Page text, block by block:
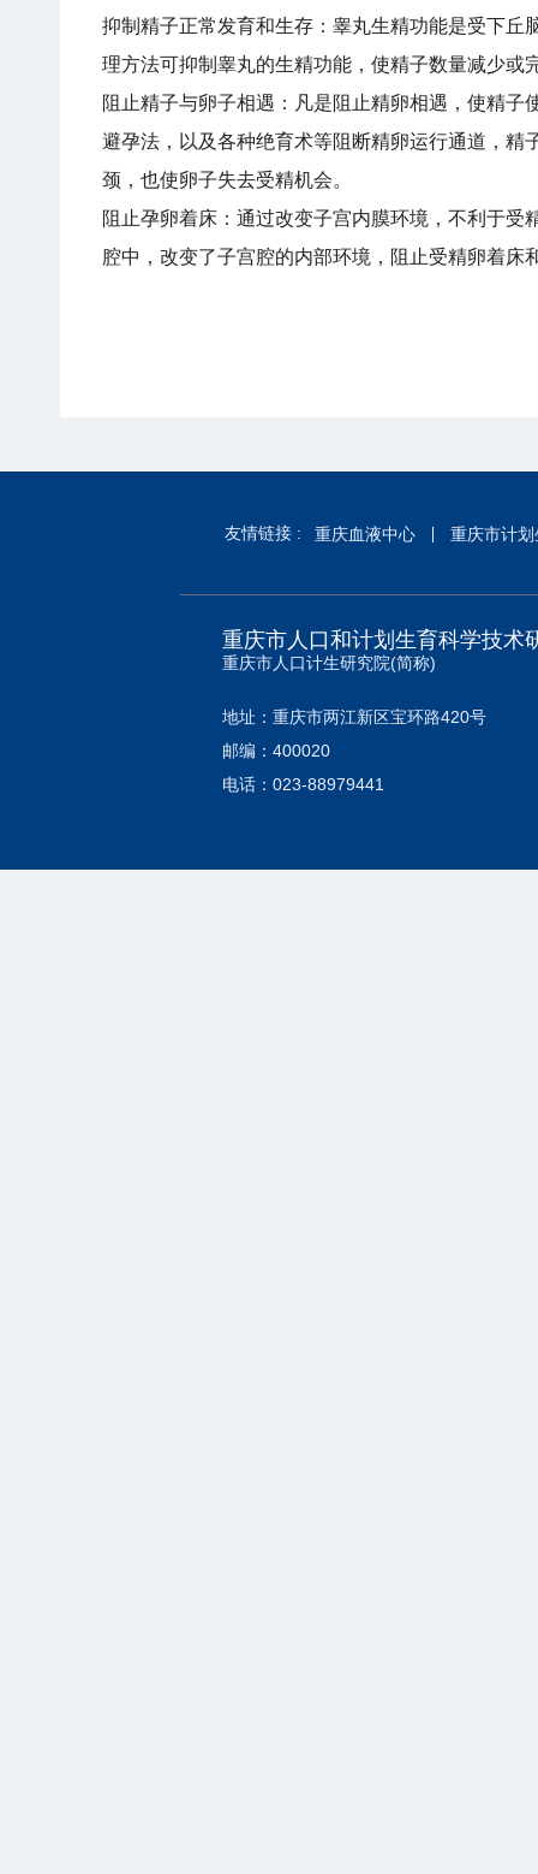
抑制精子正常发育和生存：睾丸生精功能是受下丘
理方法可抑制睾丸的生精功能，使精子数量减少或
阻止精子与卵子相遇：凡是阻止精卵相遇，使精
避孕法，以及各种绝育术等阻断精卵运行通道，
颈，也使卵子失去受精机会。
阻止孕卵着床：通过改变子宫内膜环境，不利于
腔中，改变了子宫腔的内部环境，阻止受精卵着床
友情链接 : 重庆血液中心 重庆市计
重庆市人口和计划生育科学技术
重庆市人口计生研究院(简称)
地址：重庆市两江新区宝环路420号
邮编：400020
电话：023-88979441